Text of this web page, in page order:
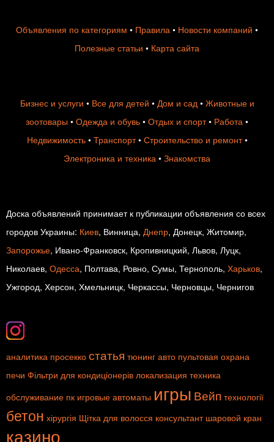
Объявления по категориям • Правила • Новости компаний •
Полезные статьи • Карта сайта
Бизнес и услуги • Все для детей • Дом и сад• Животные и
зоотовары • Одежда и обувь • Отдых и спорт• Работа •
Недвижимость• Транспорт• Строительство и ремонт•
Электроника и техника • Знакомства
Доска объявлений принимает к публикации объявления со всех
городов Украины: Киев, Винница, Днепр, Донецк, Житомир,
Запорожье, Ивано-Франковск, Кропивницкий, Львов, Луцк,
Николаев, Одесса, Полтава, Ровно, Сумы, Тернополь, Харьков,
Ужгород, Херсон, Хмельницк, Черкассы, Черновцы, Чернигов
аналитика просекко статья тюнинг авто пультовая охрана
печи Фільтри для кондиціонерів локализация техника
обслуживание пк игровые автоматы игры Вейп технології
бетон хірургія Щітка для волосся консультант шаровой кран
казино